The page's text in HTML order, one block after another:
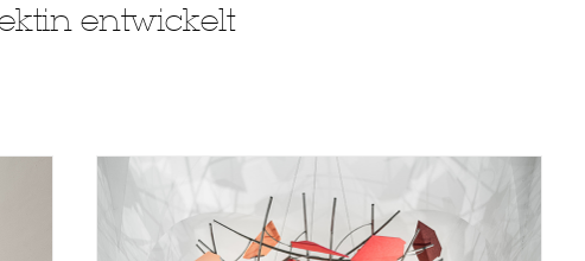
entwickelt